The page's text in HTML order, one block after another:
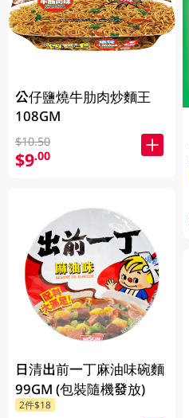
公仔鹽燒牛肋肉炒麵王
108GM
$10.50
$9.00
日清出前一丁麻油味碗麵
99GM (包裝隨機發放)
2件$18